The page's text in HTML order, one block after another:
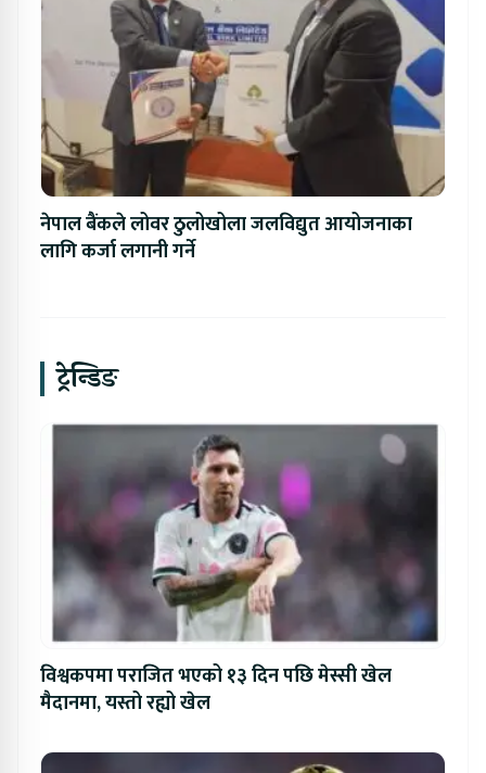
नेपाल बैंकले लोवर ठुलोखोला जलविद्युत आयोजनाका
लागि कर्जा लगानी गर्ने
ट्रेन्डिङ
विश्वकपमा पराजित भएको १३ दिन पछि मेस्सी खेल
मैदानमा, यस्तो रह्यो खेल